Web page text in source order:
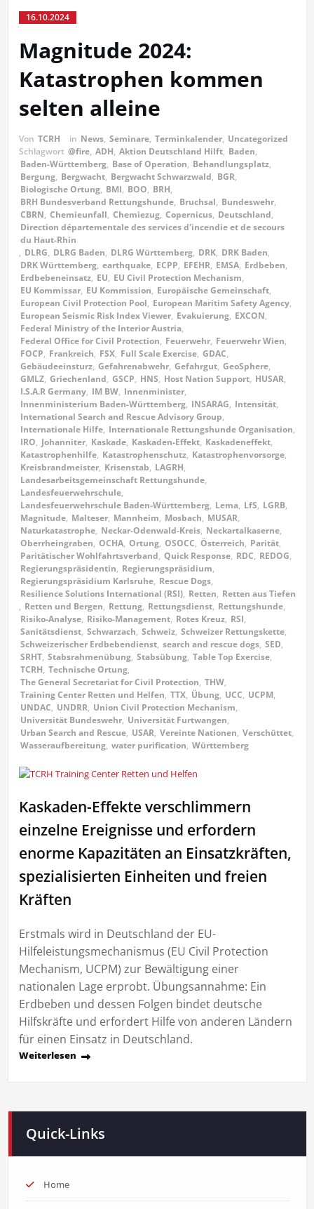
16.10.2024
Magnitude 2024:
Katastrophen kommen
selten alleine
Von TCRH in News, Seminare, Terminkalender, Uncategorized
Schlagwort @fire, ADH, Aktion Deutschland Hilft, Baden,
Baden-Württemberg, Base of Operation, Behandlungsplatz,
Bergung, Bergwacht, Bergwacht Schwarzwald, BGR,
Biologische Ortung, BMI, BOO, BRH,
BRH Bundesverband Rettungshunde, Bruchsal, Bundeswehr,
CBRN, Chemieunfall, Chemiezug, Copernicus, Deutschland,
Direction départementale des services d'incendie et de secours
du Haut-Rhin
, DLRG, DLRG Baden, DLRG Württemberg, DRK, DRK Baden,
DRK Württemberg, earthquake, ECPP, EFEHR, EMSA, Erdbeben,
Erdbebeneinsatz, EU, EU Civil Protection Mechanism,
EU Kommissar, EU Kommission, Europäische Gemeinschaft,
European Civil Protection Pool, European Maritim Safety Agency,
European Seismic Risk Index Viewer, Evakuierung, EXCON,
Federal Ministry of the Interior Austria,
Federal Office for Civil Protection, Feuerwehr, Feuerwehr Wien,
FOCP, Frankreich, FSX, Full Scale Exercise, GDAC,
Gebäudeeinsturz, Gefahrenabwehr, Gefahrgut, GeoSphere,
GMLZ, Griechenland, GSCP, HNS, Host Nation Support, HUSAR,
I.S.A.R Germany, IM BW, Innenminister,
Innenministerium Baden-Württemberg, INSARAG, Intensität,
International Search and Rescue Advisory Group,
Internationale Hilfe, Internationale Rettungshunde Organisation,
IRO, Johanniter, Kaskade, Kaskaden-Effekt, Kaskadeneffekt,
Katastrophenhilfe, Katastrophenschutz, Katastrophenvorsorge,
Kreisbrandmeister, Krisenstab, LAGRH,
Landesarbeitsgemeinschaft Rettungshunde,
Landesfeuerwehrschule,
Landesfeuerwehrschule Baden-Württemberg, Lema, LfS, LGRB,
Magnitude, Malteser, Mannheim, Mosbach, MUSAR,
Naturkatastrophe, Neckar-Odenwald-Kreis, Neckartalkaserne,
Oberrheingraben, OCHA, Ortung, OSOCC, Österreich, Parität,
Paritätischer Wohlfahrtsverband, Quick Response, RDC, REDOG,
Regierungspräsidentin, Regierungspräsidium,
Regierungspräsidium Karlsruhe, Rescue Dogs,
Resilience Solutions International (RSI), Retten, Retten aus Tiefen
, Retten und Bergen, Rettung, Rettungsdienst, Rettungshunde,
Risiko-Analyse, Risiko-Management, Rotes Kreuz, RSI,
Sanitätsdienst, Schwarzach, Schweiz, Schweizer Rettungskette,
Schweizerischer Erdbebendienst, search and rescue dogs, SED,
SRHT, Stabsrahmenübung, Stabsübung, Table Top Exercise,
TCRH, Technische Ortung,
The General Secretariat for Civil Protection, THW,
Training Center Retten und Helfen, TTX, Übung, UCC, UCPM,
UNDAC, UNDRR, Union Civil Protection Mechanism,
Universität Bundeswehr, Universität Furtwangen,
Urban Search and Rescue, USAR, Vereinte Nationen, Verschüttet,
Wasseraufbereitung, water purification, Württemberg
Kaskaden-Effekte verschlimmern
einzelne Ereignisse und erfordern
enorme Kapazitäten an Einsatzkräften,
spezialisierten Einheiten und freien
Kräften
Erstmals wird in Deutschland der EU-
Hilfeleistungsmechanismus (EU Civil Protection
Mechanism, UCPM) zur Bewältigung einer
nationalen Lage erprobt. Übungsannahme: Ein
Erdbeben und dessen Folgen bindet deutsche
Hilfskräfte und erfordert Hilfe von anderen Ländern
für einen Einsatz in Deutschland.
Weiterlesen
Quick-Links
Home